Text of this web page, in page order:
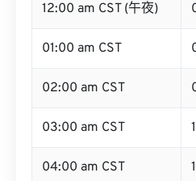
12:00 am CST (午夜)
01:00 am CST
02:00 am CST
03:00 am CST
04:00 am CST